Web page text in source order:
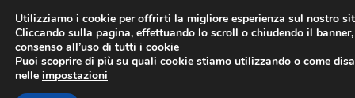
contenuto
Utilizziamo i cookie per offrirti la migliore esperienza sul nostro
Cliccando sulla pagina, effettuando lo scroll o chiudendo il
consenso all’uso di tutti i cookie
Puoi scoprire di più su quali cookie stiamo utilizzando o come
nelle impostazioni